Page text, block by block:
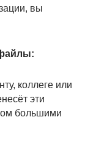
вы
коллеге или
эти
большими